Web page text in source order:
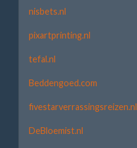
nisbets.nl
pixartprinting.nl
tefal.nl
Beddengoed.com
fivestarverrassingsreizen.nl
DeBloemist.nl